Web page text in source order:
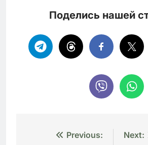
Поделись нашей
Навигация
Previous:
Next: